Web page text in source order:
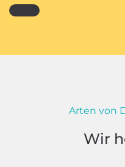
Arten von
Wir